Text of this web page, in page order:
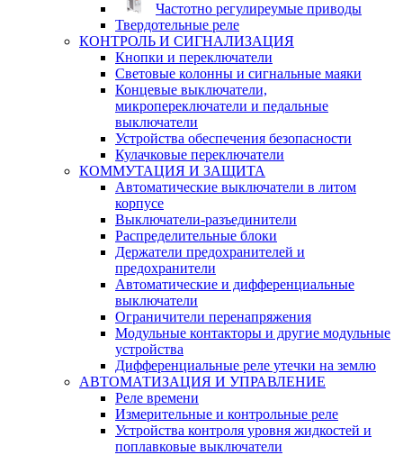
Частотно регулиреумые приводы
Твердотельные реле
КОНТРОЛЬ И СИГНАЛИЗАЦИЯ
Кнопки и переключатели
Световые колонны и сигнальные маяки
Концевые выключатели,
микропереключатели и педальные
выключатели
Устройства обеспечения безопасности
Кулачковые переключатели
КОММУТАЦИЯ И ЗАЩИТА
Автоматические выключатели в литом
корпусе
Выключатели-разъединители
Распределительные блоки
Держатели предохранителей и
предохранители
Автоматические и дифференциальные
выключатели
Ограничители перенапряжения
Модульные контакторы и другие модульные
устройства
Дифференциальные реле утечки на землю
АВТОМАТИЗАЦИЯ И УПРАВЛЕНИЕ
Реле времени
Измерительные и контрольные реле
Устройства контроля уровня жидкостей и
поплавковые выключатели